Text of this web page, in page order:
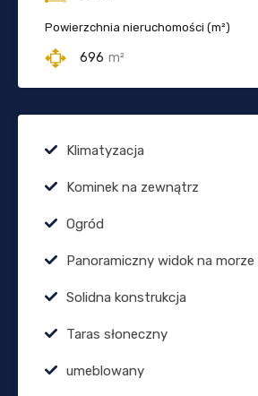
Powierzchnia nieruchomości (m²)
696 m²
Klimatyzacja
Kominek na zewnątrz
Ogród
Panoramiczny widok na morze
Solidna konstrukcja
Taras słoneczny
umeblowany